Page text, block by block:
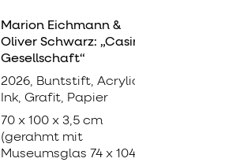
Marion Eichmann &
Oliver Schwarz: „Casino
Gesellschaft“
2026, Buntstift, Acrylic
Ink, Grafit, Papier
70 x 100 x 3,5 cm
(gerahmt mit
Museumsglas 74 x 104 x 5